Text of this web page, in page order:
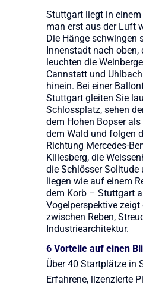
Stuttgart liegt in einem
man erst aus der Luft
Die Hänge schwingen
Innenstadt nach oben,
leuchten die
Cannstatt und
hinein. Bei einer
Stuttgart gleiten Sie
Schlossplatz, sehen
dem Hohen Bopser
dem Wald und folgen
Richtung Mercedes-
Killesberg, die
die Schlösser Solitude
liegen wie auf einem
dem Korb – Stuttgart
Vogelperspektive zeigt
zwischen Reben,
Industriearchitektur.
6 Vorteile auf einen
Über 40 Startplätze in
Erfahrene, lizenzierte